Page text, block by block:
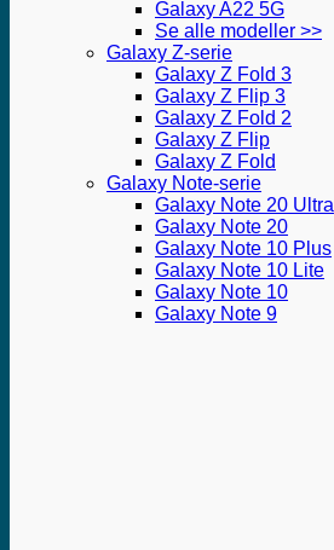
Galaxy A22 5G
Se alle modeller >>
Galaxy Z-serie
Galaxy Z Fold 3
Galaxy Z Flip 3
Galaxy Z Fold 2
Galaxy Z Flip
Galaxy Z Fold
Galaxy Note-serie
Galaxy Note 20 Ultra
Galaxy Note 20
Galaxy Note 10 Plus
Galaxy Note 10 Lite
Galaxy Note 10
Galaxy Note 9